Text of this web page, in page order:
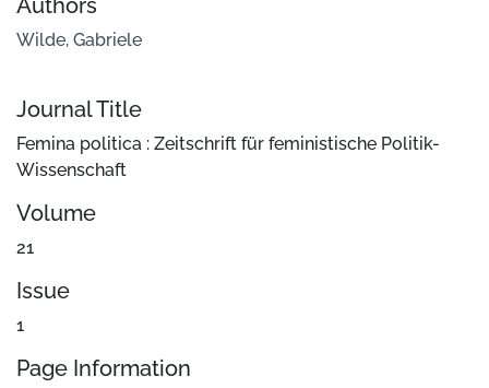
Authors
Wilde, Gabriele
Journal Title
Femina politica : Zeitschrift für feministische Politik-
Wissenschaft
Volume
21
Issue
1
Page Information